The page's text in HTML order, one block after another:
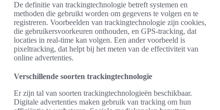
De definitie van trackingtechnologie betreft systemen en
methoden die gebruikt worden om gegevens te volgen en te
registreren. Voorbeelden van trackingtechnologie zijn cookies,
die gebruikersvoorkeuren onthouden, en GPS-tracking, dat
locaties in real-time kan volgen. Een ander voorbeeld is
pixeltracking, dat helpt bij het meten van de effectiviteit van
online advertenties.
Verschillende soorten trackingtechnologie
Er zijn tal van soorten trackingtechnologieën beschikbaar.
Digitale advertenties maken gebruik van tracking om hun